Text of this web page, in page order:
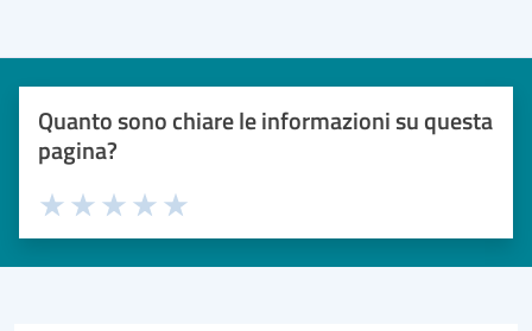
Quanto sono chiare le informazioni su questa
pagina?
Valuta 5 stelle su 5
Valuta 4 stelle su 5
Valuta 3 stelle su 5
Valuta 2 stelle su 5
Valuta 1 stelle su 5